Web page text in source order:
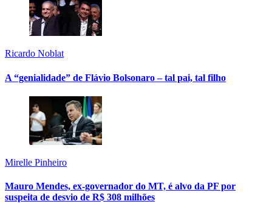
Ricardo Noblat
A “genialidade” de Flávio Bolsonaro – tal pai, tal filho
Mirelle Pinheiro
Mauro Mendes, ex-governador do MT, é alvo da PF por
suspeita de desvio de R$ 308 milhões